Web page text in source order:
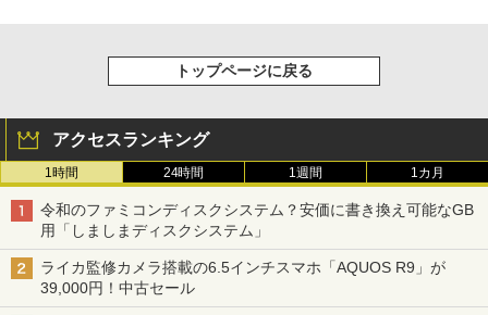
トップページに戻る
アクセスランキング
1時間 24時間 1週間 1カ月
令和のファミコンディスクシステム？安価に書き換え可能なGB
用「しましまディスクシステム」
ライカ監修カメラ搭載の6.5インチスマホ「AQUOS R9」が
39,000円！中古セール